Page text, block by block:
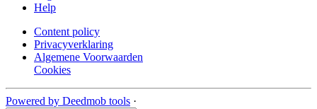
Help
Content policy
Privacyverklaring
Algemene Voorwaarden
Cookies
Powered by Deedmob tools ·